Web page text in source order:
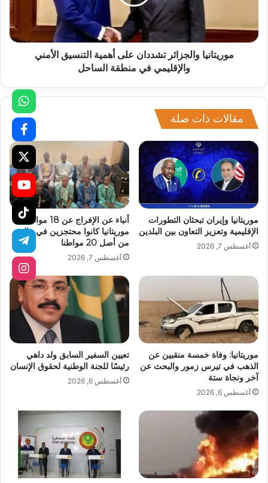
موريتانيا والجزائر تشددان على أهمية التنسيق الأمني
والإقليمي في منطقة الساحل
مقالات ذات صلة
موريتانيا وإيران تبحثان التطورات
الإقليمية وتعزيز التعاون بين البلدين
أغسطس 7, 2026
أنباء عن الإفراج عن 18 مواطنا
موريتانيا كانوا محتجزين في مالي
من أصل 20 مواطنا
أغسطس 7, 2026
موريتانيا: وفاة خمسة منقبين عن
الذهب في تيرس زمور والبحث عن
آخر ونجاة ستة
أغسطس 6, 2026
تعيين السفير السابق ولد داهي
رئيسًا للجنة الوطنية لحقوق الإنسان
أغسطس 6, 2026